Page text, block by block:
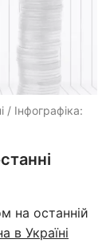
/ Інфографіка:
на останній
в Україні